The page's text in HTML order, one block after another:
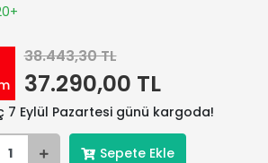
38.443,30 TL
37.290,00 TL
7 Eylül Pazartesi günü kargoda!
Sepete Ekle